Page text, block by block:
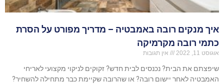
איך מנקים רובה באמבטיה – מדריך מפורט על הסרת
כתמי רובה מקרמיקה
אוגוסט 11, 2022 אין תגובות
שיפצתם את הבית? נכנסים לבית חדש? זקוקים לניקוי מקצועי לאריחי
האמבטיה לאחר יישום רובה? או שהרובה שקיימת כבר מתחילה להשחיר?